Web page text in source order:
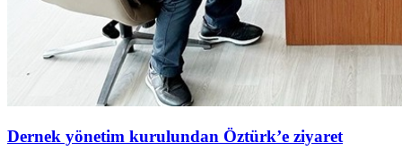
Dernek yönetim kurulundan Öztürk’e ziyaret